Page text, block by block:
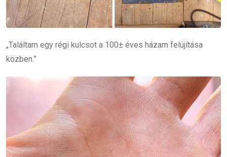
„Találtam egy régi kulcsot a 100± éves házam felújítása
közben.”